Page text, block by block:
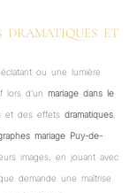
DRAMATIQUES ET
ou une lumière
lors d’un mariage dans le
et des effets dramatiques,
mariage Puy-de-
images, en jouant avec
demande une maîtrise